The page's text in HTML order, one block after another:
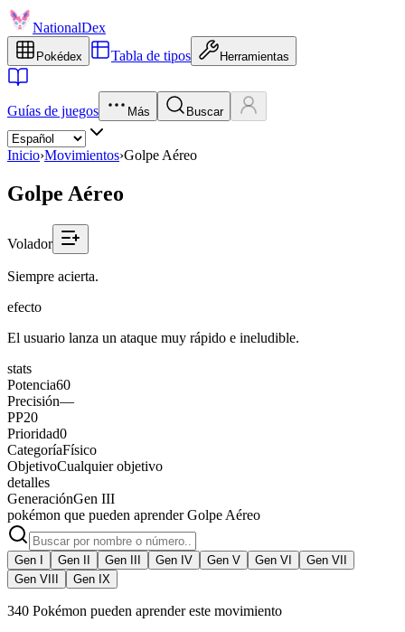
NationalDex
Pokédex Tabla de tipos Herramientas
Guías de juegos Más Buscar
Inicio›Movimientos›Golpe Aéreo
Golpe Aéreo
Volador
Siempre acierta.
efecto
El usuario lanza un ataque muy rápido e ineludible.
stats
Potencia60
Precisión—
PP20
Prioridad0
CategoríaFísico
ObjetivoCualquier objetivo
detalles
GeneraciónGen III
pokémon que pueden aprender Golpe Aéreo
Gen I Gen II Gen III Gen IV Gen V Gen VI
Gen VII
Gen VIII
Gen IX
340 Pokémon pueden aprender este movimiento